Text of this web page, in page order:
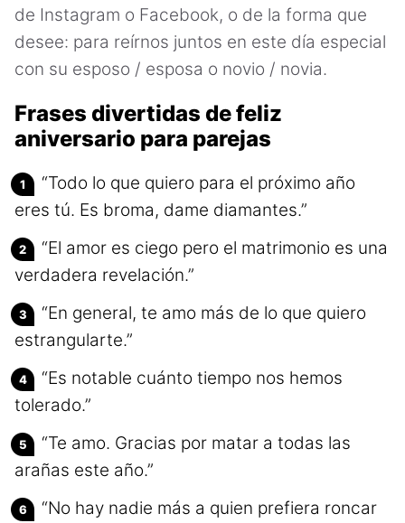
de Instagram o Facebook, o de la forma que
desee: para reírnos juntos en este día especial
con su esposo / esposa o novio / novia.
Frases divertidas de feliz
aniversario para parejas
“Todo lo que quiero para el próximo año
eres tú. Es broma, dame diamantes.”
“El amor es ciego pero el matrimonio es una
verdadera revelación.”
“En general, te amo más de lo que quiero
estrangularte.”
“Es notable cuánto tiempo nos hemos
tolerado.”
“Te amo. Gracias por matar a todas las
arañas este año.”
“No hay nadie más a quien prefiera roncar